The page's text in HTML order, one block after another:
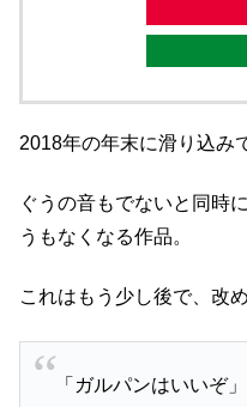
2018年の年末に滑り込み
ぐうの音もでないと同時
うもなくなる作品。
これはもう少し後で、改
「ガルパンはいいぞ